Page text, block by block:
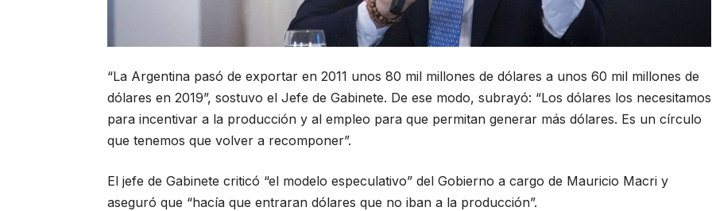
“La Argentina pasó de exportar en 2011 unos 80 mil millones de dólares a unos 60 mil millones de
dólares en 2019”, sostuvo el Jefe de Gabinete. De ese modo, subrayó: “Los dólares los necesitamos
para incentivar a la producción y al empleo para que permitan generar más dólares. Es un círculo
que tenemos que volver a recomponer”.
El jefe de Gabinete criticó “el modelo especulativo” del Gobierno a cargo de Mauricio Macri y
aseguró que “hacía que entraran dólares que no iban a la producción”.